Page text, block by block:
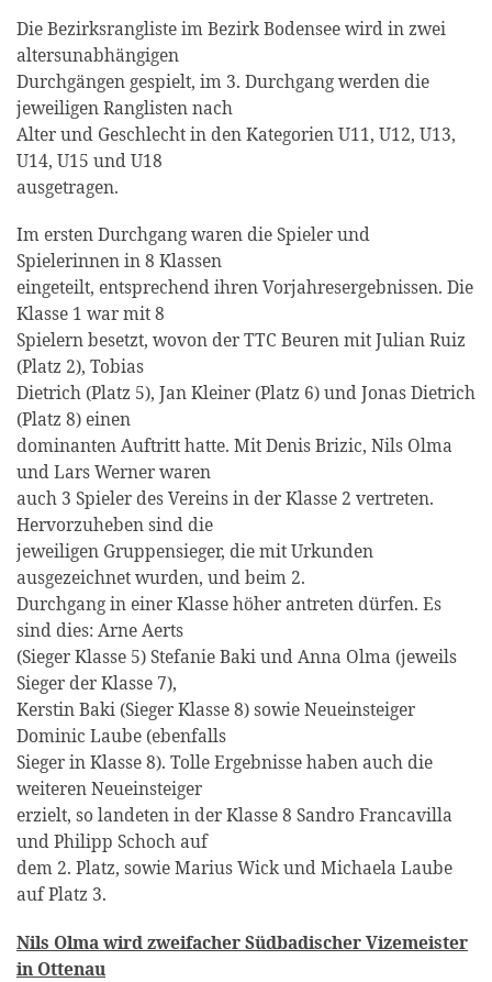
Die Bezirksrangliste im Bezirk Bodensee wird in zwei
altersunabhängigen
Durchgängen gespielt, im 3. Durchgang werden die
jeweiligen Ranglisten nach
Alter und Geschlecht in den Kategorien U11, U12, U13,
U14, U15 und U18
ausgetragen.
Im ersten Durchgang waren die Spieler und
Spielerinnen in 8 Klassen
eingeteilt, entsprechend ihren Vorjahresergebnissen. Die
Klasse 1 war mit 8
Spielern besetzt, wovon der TTC Beuren mit Julian Ruiz
(Platz 2), Tobias
Dietrich (Platz 5), Jan Kleiner (Platz 6) und Jonas Dietrich
(Platz 8) einen
dominanten Auftritt hatte. Mit Denis Brizic, Nils Olma
und Lars Werner waren
auch 3 Spieler des Vereins in der Klasse 2 vertreten.
Hervorzuheben sind die
jeweiligen Gruppensieger, die mit Urkunden
ausgezeichnet wurden, und beim 2.
Durchgang in einer Klasse höher antreten dürfen. Es
sind dies: Arne Aerts
(Sieger Klasse 5) Stefanie Baki und Anna Olma (jeweils
Sieger der Klasse 7),
Kerstin Baki (Sieger Klasse 8) sowie Neueinsteiger
Dominic Laube (ebenfalls
Sieger in Klasse 8). Tolle Ergebnisse haben auch die
weiteren Neueinsteiger
erzielt, so landeten in der Klasse 8 Sandro Francavilla
und Philipp Schoch auf
dem 2. Platz, sowie Marius Wick und Michaela Laube
auf Platz 3.
Nils Olma wird zweifacher Südbadischer Vizemeister
in Ottenau